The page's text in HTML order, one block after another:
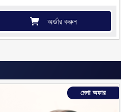
অর্ডার করুন
মেগা অফার